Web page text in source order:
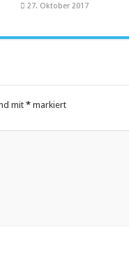
27. Oktober 2017
mit *markiert